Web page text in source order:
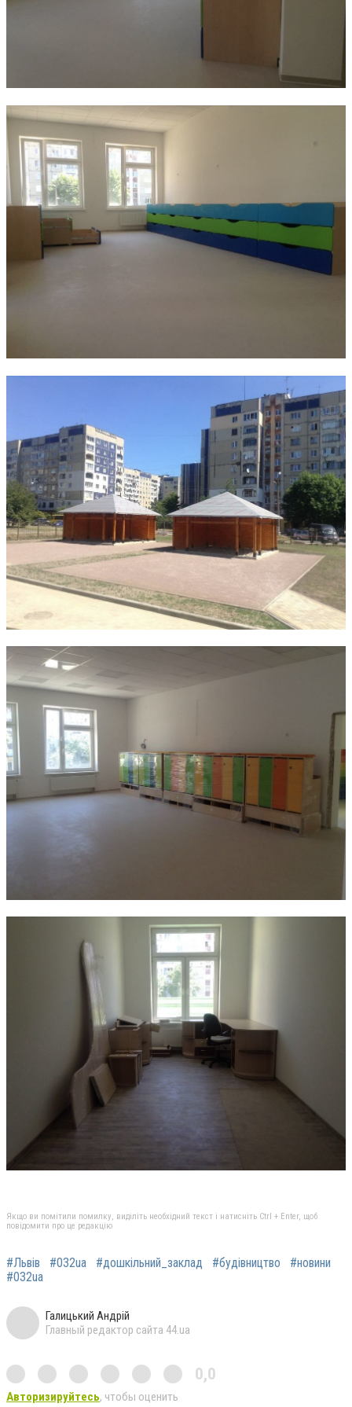
Якщо ви помітили помилку, виділіть необхідний текст і натисніть Ctrl + Enter, щоб
повідомити про це редакцію
#Львів #032ua #дошкільний_заклад #будівництво
#новини
#032ua
Галицький Андрій
Главный редактор сайта 44.ua
0,0
Авторизируйтесь, чтобы оценить